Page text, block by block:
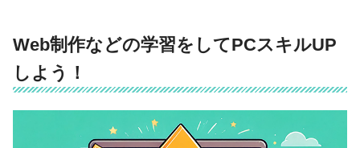
Web制作などの学習をしてPCスキルUP
しよう！